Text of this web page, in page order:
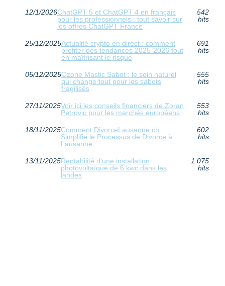
12/1/2026ChatGPT 5 et ChatGPT 4 en français
pour les professionnels : tout savoir sur
les offres ChatGPT France
542
hits
25/12/2025Actualité crypto en direct : comment
profiter des tendances 2025-2026 tout
en maîtrisant le risque
691
hits
05/12/2025Ozone Mastic Sabot : le soin naturel
qui change tout pour les sabots
fragilisés
555
hits
27/11/2025Voir ici les conseils financiers de Zoran
Petrovic pour les marchés européens
553
hits
18/11/2025Comment DivorceLausanne.ch
Simplifie le Processus de Divorce à
Lausanne
602
hits
13/11/2025Rentabilité d'une installation
photovoltaïque de 6 kwc dans les
landes
1 075
hits